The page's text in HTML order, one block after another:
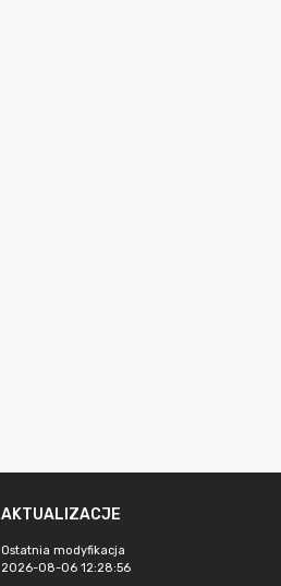
AKTUALIZACJE
Ostatnia modyfikacja
2026-08-06 12:28:56